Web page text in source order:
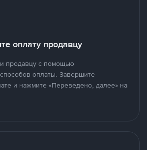
оплату продавцу
продавцу с помощью
оплаты. Завершите
и нажмите «Переведено, далее» на